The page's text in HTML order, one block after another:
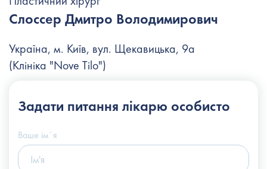
Слоссер Дмитро Володимирович
Україна, м. Київ, вул. Щекавицька, 9а
(Клініка "Nove Tilo")
+38 (066) 122-6-111
info@slosser.com.ua
Задати питання лікарю особисто
Ваше імʼя